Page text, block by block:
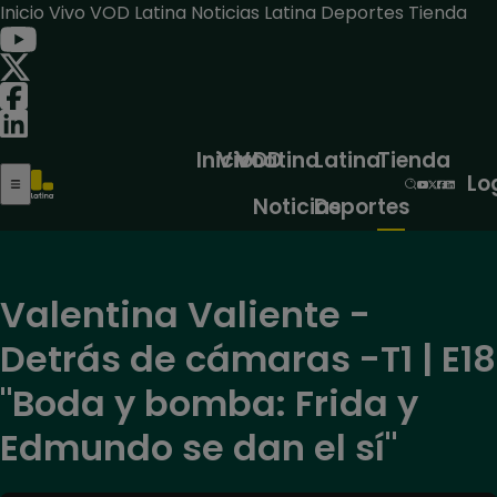
Inicio Vivo VOD Latina Noticias Latina Deportes Tienda
Inicio
Vivo
VOD
Latina
Noticias
Latina
Deportes
Tienda
Valentina Valiente -
Detrás de cámaras -T1 | E18
"Boda y bomba: Frida y
Edmundo se dan el sí"